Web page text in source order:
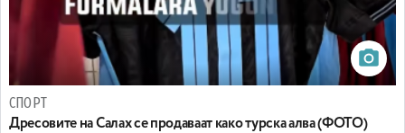
СПОРТ
Дресовите на Салах се продаваат како турска алва (ФОТО)